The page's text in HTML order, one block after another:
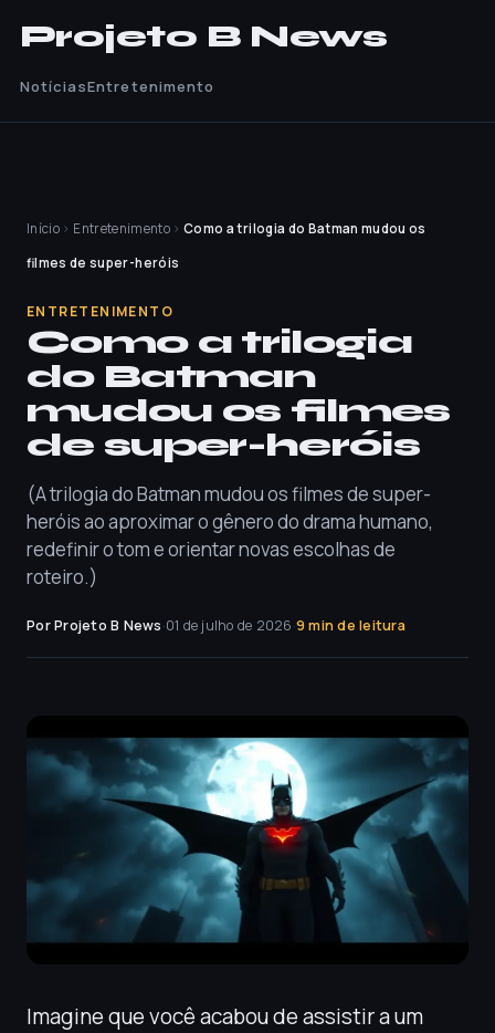
Projeto B News
NotíciasEntretenimento
Início › Entretenimento › Como a trilogia do Batman mudou os
filmes de super-heróis
ENTRETENIMENTO
Como a trilogia
do Batman
mudou os filmes
de super-heróis
(A trilogia do Batman mudou os filmes de super-
heróis ao aproximar o gênero do drama humano,
redefinir o tom e orientar novas escolhas de
roteiro.)
Por Projeto B News·01 de julho de 2026·9 min de leitura
Imagine que você acabou de assistir a um